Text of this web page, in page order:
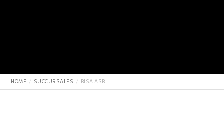
HOME SUCCURSALES BISA ASBL